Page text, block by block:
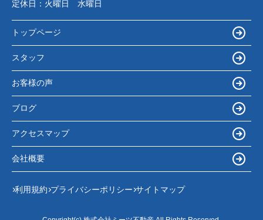
定休日： 火曜日 水曜日
トップページ
スタッフ
お客様の声
ブログ
アクセスマップ
会社概要
利用規約 プライバシーポリシー サイトマップ